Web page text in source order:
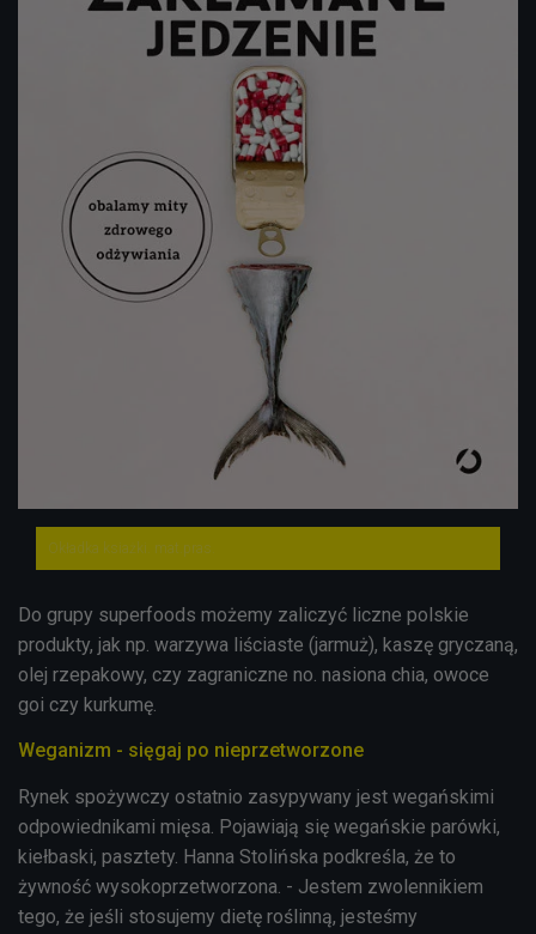
Okładka ksiażki. mat.pras.
Do grupy superfoods możemy zaliczyć liczne polskie
produkty, jak np. warzywa liściaste (jarmuż), kaszę gryczaną,
olej rzepakowy, czy zagraniczne no. nasiona chia, owoce
goi czy kurkumę.
Weganizm - sięgaj po nieprzetworzone
Rynek spożywczy ostatnio zasypywany jest wegańskimi
odpowiednikami mięsa. Pojawiają się wegańskie parówki,
kiełbaski, pasztety. Hanna Stolińska podkreśla, że to
żywność wysokoprzetworzona. - Jestem zwolennikiem
tego, że jeśli stosujemy dietę roślinną, jesteśmy